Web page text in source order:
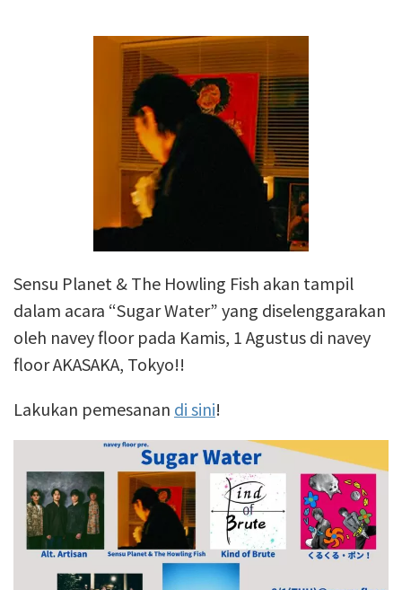
Sensu Planet & The Howling Fish akan tampil
dalam acara “Sugar Water” yang diselenggarakan
oleh navey floor pada Kamis, 1 Agustus di navey
floor AKASAKA, Tokyo!!
Lakukan pemesanan di sini!